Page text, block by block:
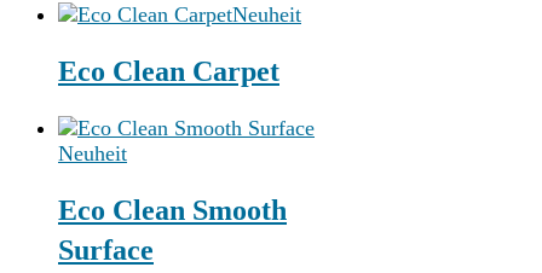
Neuheit
Eco Clean Carpet
Neuheit
Eco Clean Smooth
Surface